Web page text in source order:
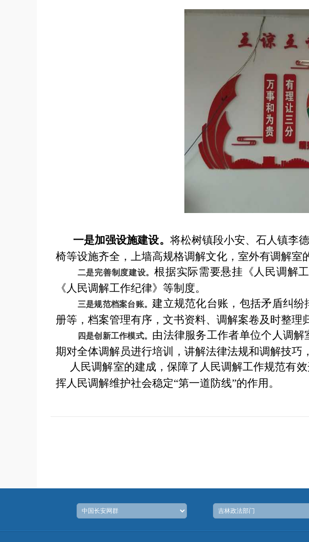
一是加强设施建设。 将松树镇段小安、石人镇李
椅等设施齐全， 上墙高规格调解文化， 室外有调解室
二是完善制度建设。根据实际需要悬挂《人民调解
《人民调解工作纪律》等制度。
三是规范档案台账。 建立规范化台账，包括矛盾纠
册等，档案管理有序，文书资料、调解案卷及时整理
四是创新工作模式。 由法律服务工作者单位个人调解
期对全体调解员进行培训，讲解法律法规和调解技巧
人民调解室的建成，保障了人民调解工作规范有
挥人民调解维护社会稳定“第一道防线”的作用。